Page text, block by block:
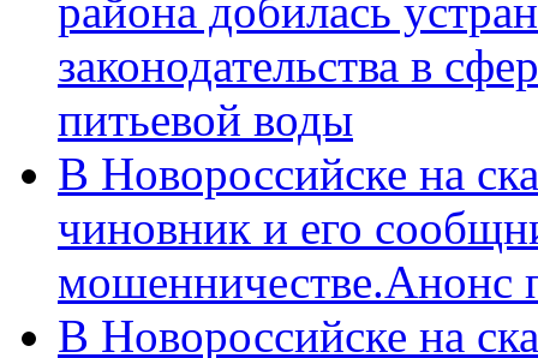
района добилась
законодательства в
питьевой воды
В Новороссийске на
чиновник и его
мошенничестве.Анонс
В Новороссийске на